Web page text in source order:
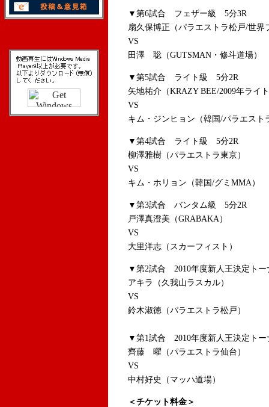
▼第6試合 フェザー級 5分3R
扇久保博正（パラエストラ松戸/世界
VS
田澤 聡（GUTSMAN・修斗道場）
▼第5試合 ライト級 5分2R
矢地祐介（KRAZY BEE/2009年ライ
VS
キム・ジンヒョン（韓国/パラエスト
▼第4試合 ライト級 5分2R
柳澤雅樹（パラエストラ東京）
VS
キム・ホリョン（韓国/グミMMA）
▼第3試合 バンタム級 5分2R
戸澤真澄美（GRABAKA）
VS
大里洋志（スカーフィスト）
▼第2試合 2010年度新人王決定ト
アキラ（久我山ラスカル）
VS
鈴木淑徳（パラエストラ松戸）
▼第1試合 2010年度新人王決定ト
齊藤 曜（パラエストラ仙台）
VS
中村好史（マッハ道場）
＜チケット料金＞